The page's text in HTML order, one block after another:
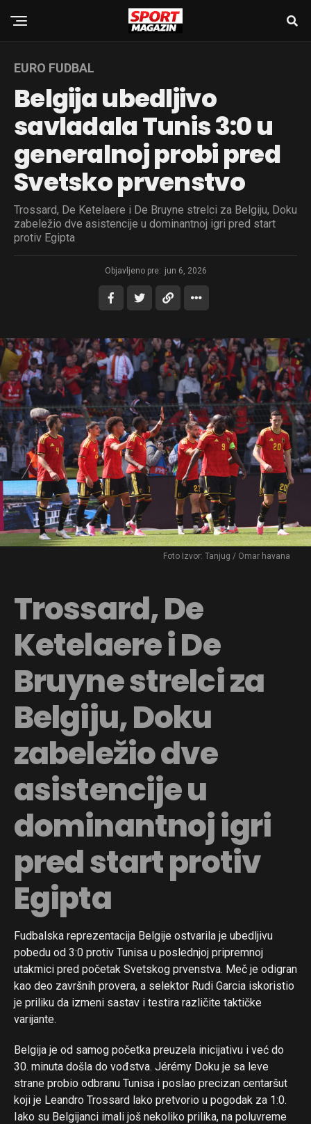
EURO FUDBAL
Belgija ubedljivo
savladala Tunis 3:0 u
generalnoj probi pred
Svetsko prvenstvo
Trossard, De Ketelaere i De Bruyne strelci za Belgiju, Doku
zabeležio dve asistencije u dominantnoj igri pred start
protiv Egipta
Objavljeno pre: jun 6, 2026
Foto Izvor: Tanjug / Omar havana
Trossard, De
Ketelaere i De
Bruyne strelci za
Belgiju, Doku
zabeležio dve
asistencije u
dominantnoj igri
pred start protiv
Egipta
Fudbalska reprezentacija Belgije ostvarila je ubedljivu
pobedu od 3:0 protiv Tunisa u poslednjoj pripremnoj
utakmici pred početak Svetskog prvenstva. Meč je odigran
kao deo završnih provera, a selektor Rudi Garcia iskoristio
je priliku da izmeni sastav i testira različite taktičke
varijante.
Belgija je od samog početka preuzela inicijativu i već do
30. minuta došla do vođstva. Jérémy Doku je sa leve
strane probio odbranu Tunisa i poslao precizan centaršut
koji je Leandro Trossard lako pretvorio u pogodak za 1:0.
Iako su Belgijanci imali još nekoliko prilika, na poluvreme